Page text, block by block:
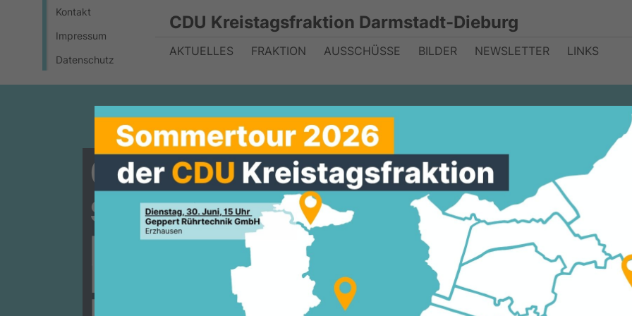
Kontakt
Impressum
Datenschutz
CDU Kreistagsfraktion Darmstadt-Dieburg
AKTUELLES FRAKTION AUSSCHÜSSE BILDER NEWSLETTER LINKS
CDU-Kreistagsfraktion
sich bestätigt - "Eine
parlamentarische Anfrage
belegt eindeutig, dass der